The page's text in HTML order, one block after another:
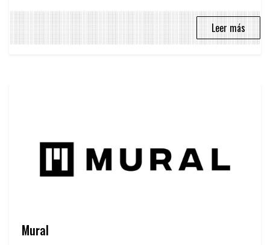
Leer más
Mural